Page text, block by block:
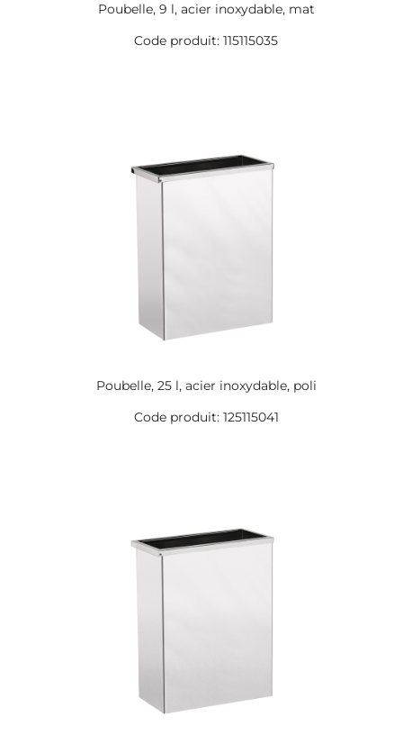
Poubelle, 9 l, acier inoxydable, mat
Code produit: 115115035
Poubelle, 25 l, acier inoxydable, poli
Code produit: 125115041